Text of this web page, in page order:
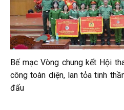
Bế mạc Vòng chung kết Hội
công toàn diện, lan tỏa tinh
đấu